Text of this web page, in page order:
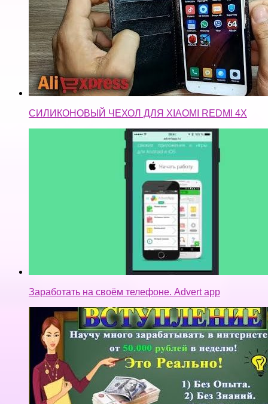
СИЛИКОНОВЫЙ ЧЕХОЛ ДЛЯ XIAOMI REDMI 4X
Заработать на своём телефоне. Advert app